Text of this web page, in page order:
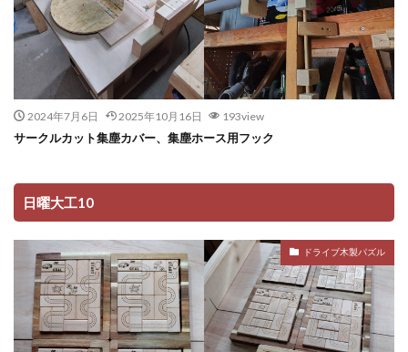
2024年7月6日 2025年10月16日 193view
サークルカット集塵カバー、集塵ホース用フック
日曜大工10
ドライブ木製パズル